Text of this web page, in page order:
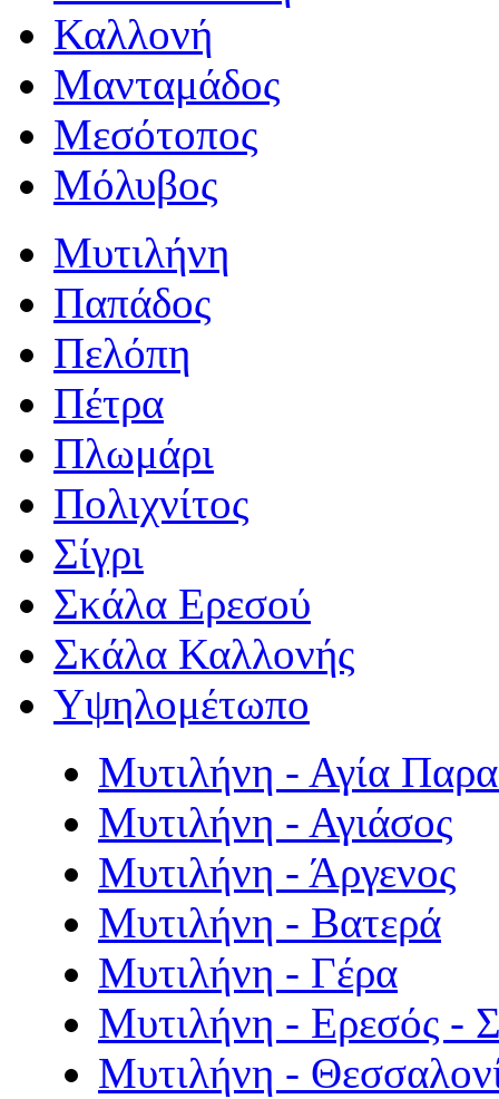
Καλλονή
Μανταμάδος
Μεσότοπος
Μόλυβος
Μυτιλήνη
Παπάδος
Πελόπη
Πέτρα
Πλωμάρι
Πολιχνίτος
Σίγρι
Σκάλα Ερεσού
Σκάλα Καλλονής
Υψηλομέτωπο
Μυτιλήνη - Αγία
Μυτιλήνη - Αγιάσος
Μυτιλήνη - Άργενος
Μυτιλήνη - Βατερά
Μυτιλήνη - Γέρα
Μυτιλήνη - Ερεσός -
Μυτιλήνη -